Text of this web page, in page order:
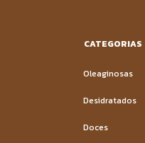
CATEGORIAS
Oleaginosas
Desidratados
Doces